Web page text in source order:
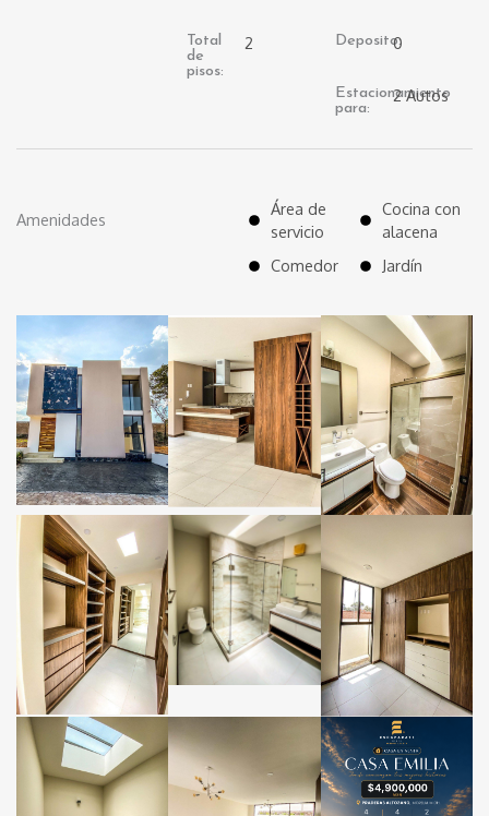
Total
de
pisos:
2 Deposito:
0
Estacionamiento
para: 2 Autos
Amenidades
Área de
servicio
Cocina con
alacena
Comedor
Jardín